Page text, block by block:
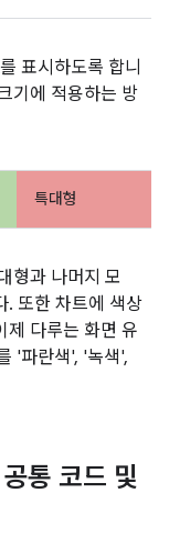
표시하도록 합니
기에 적용하는 방
특대형
형과 나머지 모
. 또한 차트에 색상
제 다루는 화면 유
'파란색', '녹색',
통 코드 및